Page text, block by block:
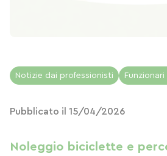
Notizie dai professionisti
Pubblicato il 15/04/2026
Noleggio biciclette e